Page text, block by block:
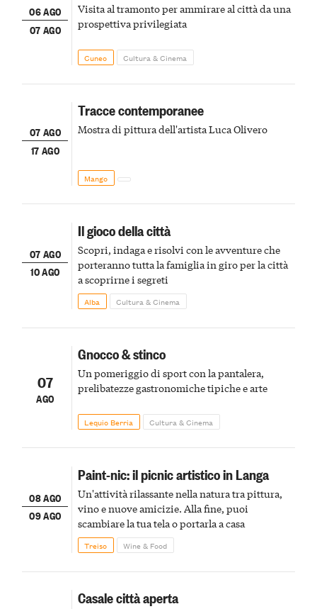
06 AGO
07 AGO
Visita al tramonto per ammirare al città da una
prospettiva privilegiata
Cuneo Cultura & Cinema
07 AGO
17 AGO
Tracce contemporanee
Mostra di pittura dell'artista Luca Olivero
Mango
07 AGO
10 AGO
Il gioco della città
Scopri, indaga e risolvi con le avventure che
porteranno tutta la famiglia in giro per la città
a scoprirne i segreti
Alba Cultura & Cinema
07
AGO
Gnocco & stinco
Un pomeriggio di sport con la pantalera,
prelibatezze gastronomiche tipiche e arte
Lequio Berria Cultura & Cinema
08 AGO
09 AGO
Paint-nic: il picnic artistico in Langa
Un'attività rilassante nella natura tra pittura,
vino e nuove amicizie. Alla fine, puoi
scambiare la tua tela o portarla a casa
Treiso Wine & Food
Casale città aperta